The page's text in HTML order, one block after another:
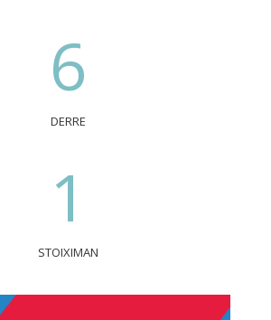
6
DERRE
1
STOIXIMAN